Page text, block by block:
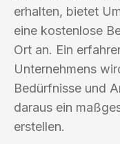
erhalten, bietet
eine kostenlose
Ort an. Ein
Unternehmens
Bedürfnisse und
daraus ein
erstellen.